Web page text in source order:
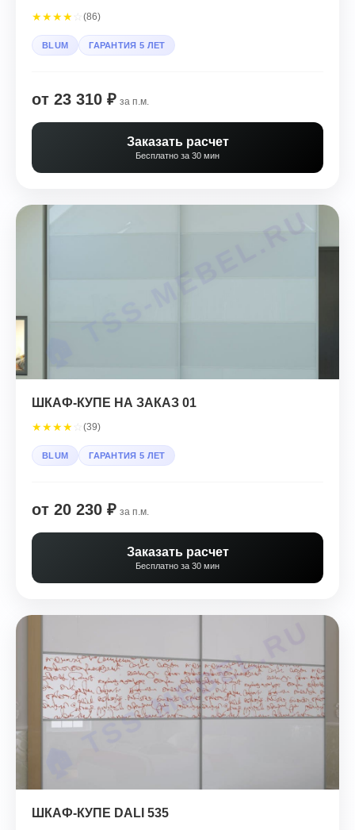
★★★★ (86)
BLUM ГАРАНТИЯ 5 ЛЕТ
от 23 310 ₽ за п.м.
Заказать расчет
Бесплатно за 30 мин
ШКАФ-КУПЕ НА ЗАКАЗ 01
★★★★ (39)
BLUM ГАРАНТИЯ 5 ЛЕТ
от 20 230 ₽ за п.м.
Заказать расчет
Бесплатно за 30 мин
ШКАФ-КУПЕ DALI 535